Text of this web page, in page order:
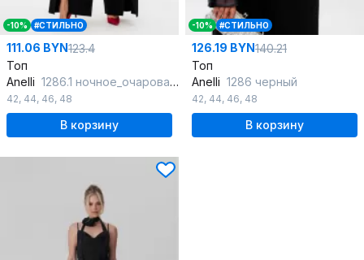
-10% #СТИЛЬНО
111.06 BYN123.4
Топ
Anelli 1286.1 ночное_очарование
42, 44, 46, 48
В корзину
-10% #СТИЛЬНО
126.19 BYN140.21
Топ
Anelli 1286 черный
42, 44, 46, 48
В корзину